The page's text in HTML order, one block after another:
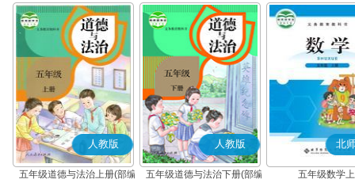
人教版
五年级道德与法治上册(部编
人教版
五年级道德与法治下册(部编
北
五年级数学